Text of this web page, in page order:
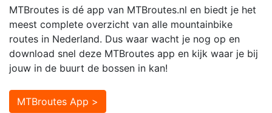
MTBroutes is dé app van MTBroutes.nl en biedt je het
meest complete overzicht van alle mountainbike
routes in Nederland. Dus waar wacht je nog op en
download snel deze MTBroutes app en kijk waar je bij
jouw in de buurt de bossen in kan!
MTBroutes App >